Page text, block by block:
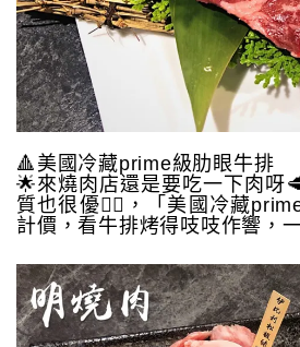
🔺美國冷藏prime級肋眼牛排
🌟來燒肉店還是要吃一下肉呀
質也很優👍🏻，「美國冷藏
計價，看牛排烤得吱吱作響，